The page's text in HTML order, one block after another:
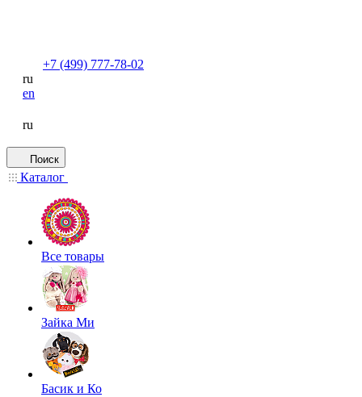
+7 (499) 777-78-02
ru
en
ru
Поиск
Каталог
Все товары
Зайка Ми
Басик и Ко